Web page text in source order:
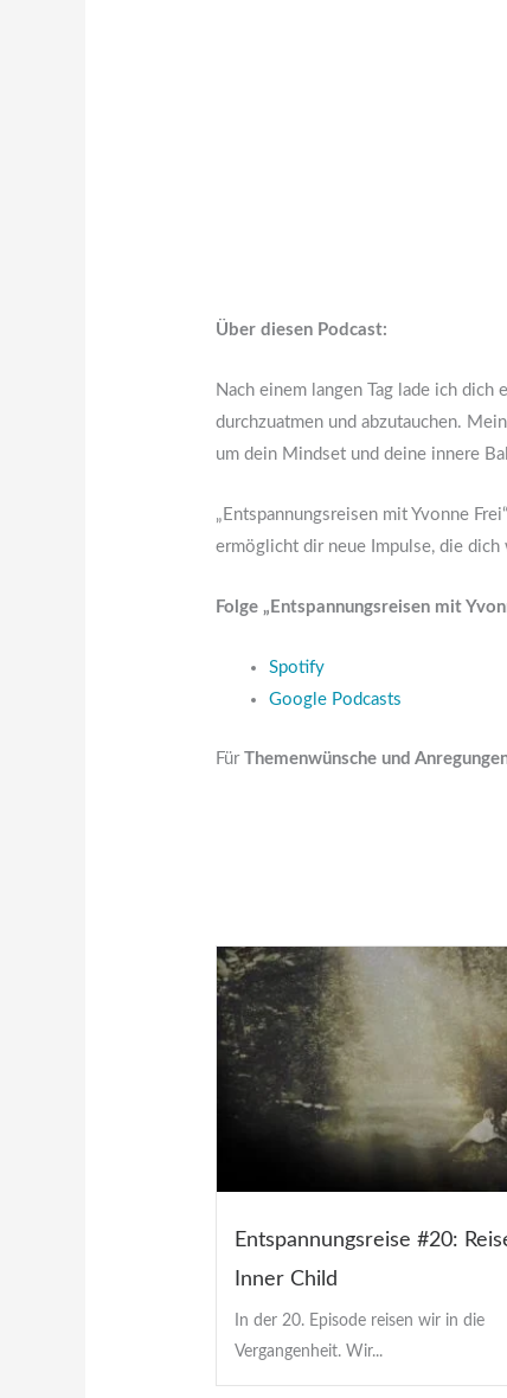
Über diesen Podcast:
Nach einem langen Tag lade ich
durchzuatmen und abzutauchen.
um dein Mindset und deine innere
„Entspannungsreisen mit Yvonne
ermöglicht dir neue Impulse, die dich
Folge „Entspannungsreisen mit
Spotify
Google Podcasts
FürThemenwünsche und
Entspannungsreise #20:
Inner Child
In der 20. Episode reisen wir in die
Vergangenheit. Wir...